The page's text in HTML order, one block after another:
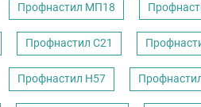
Профнастил МП18
Профнастил С21
Профнастил Н57